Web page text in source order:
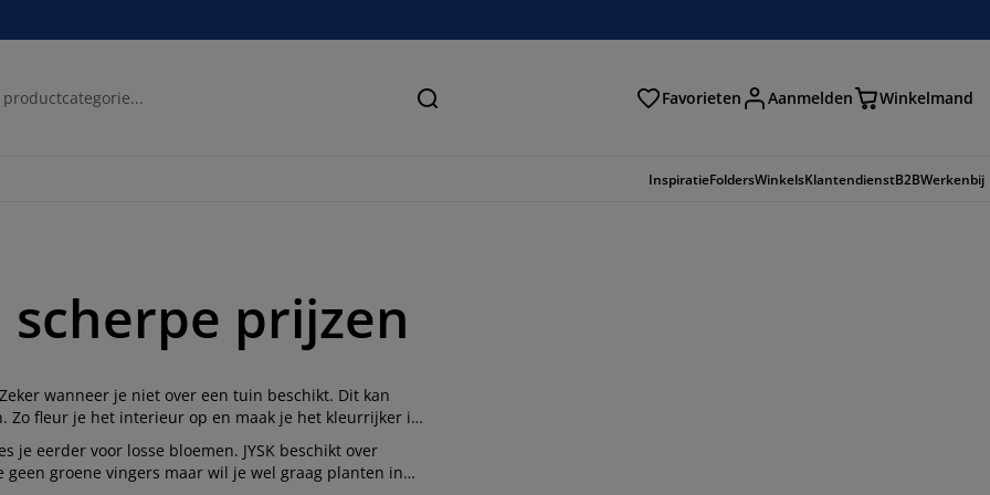
Zoeken Favorieten Aanmelden Winkelmand
InspiratieFoldersWinkelsKlantendienstB2BWerkenbij
prijzen
wanneer je niet over een tuin beschikt. Dit kan
Zo fleur je het interieur op en maak je het kleurrijker in
je eerder voor losse bloemen. JYSK beschikt over
groene vingers maar wil je wel graag planten in